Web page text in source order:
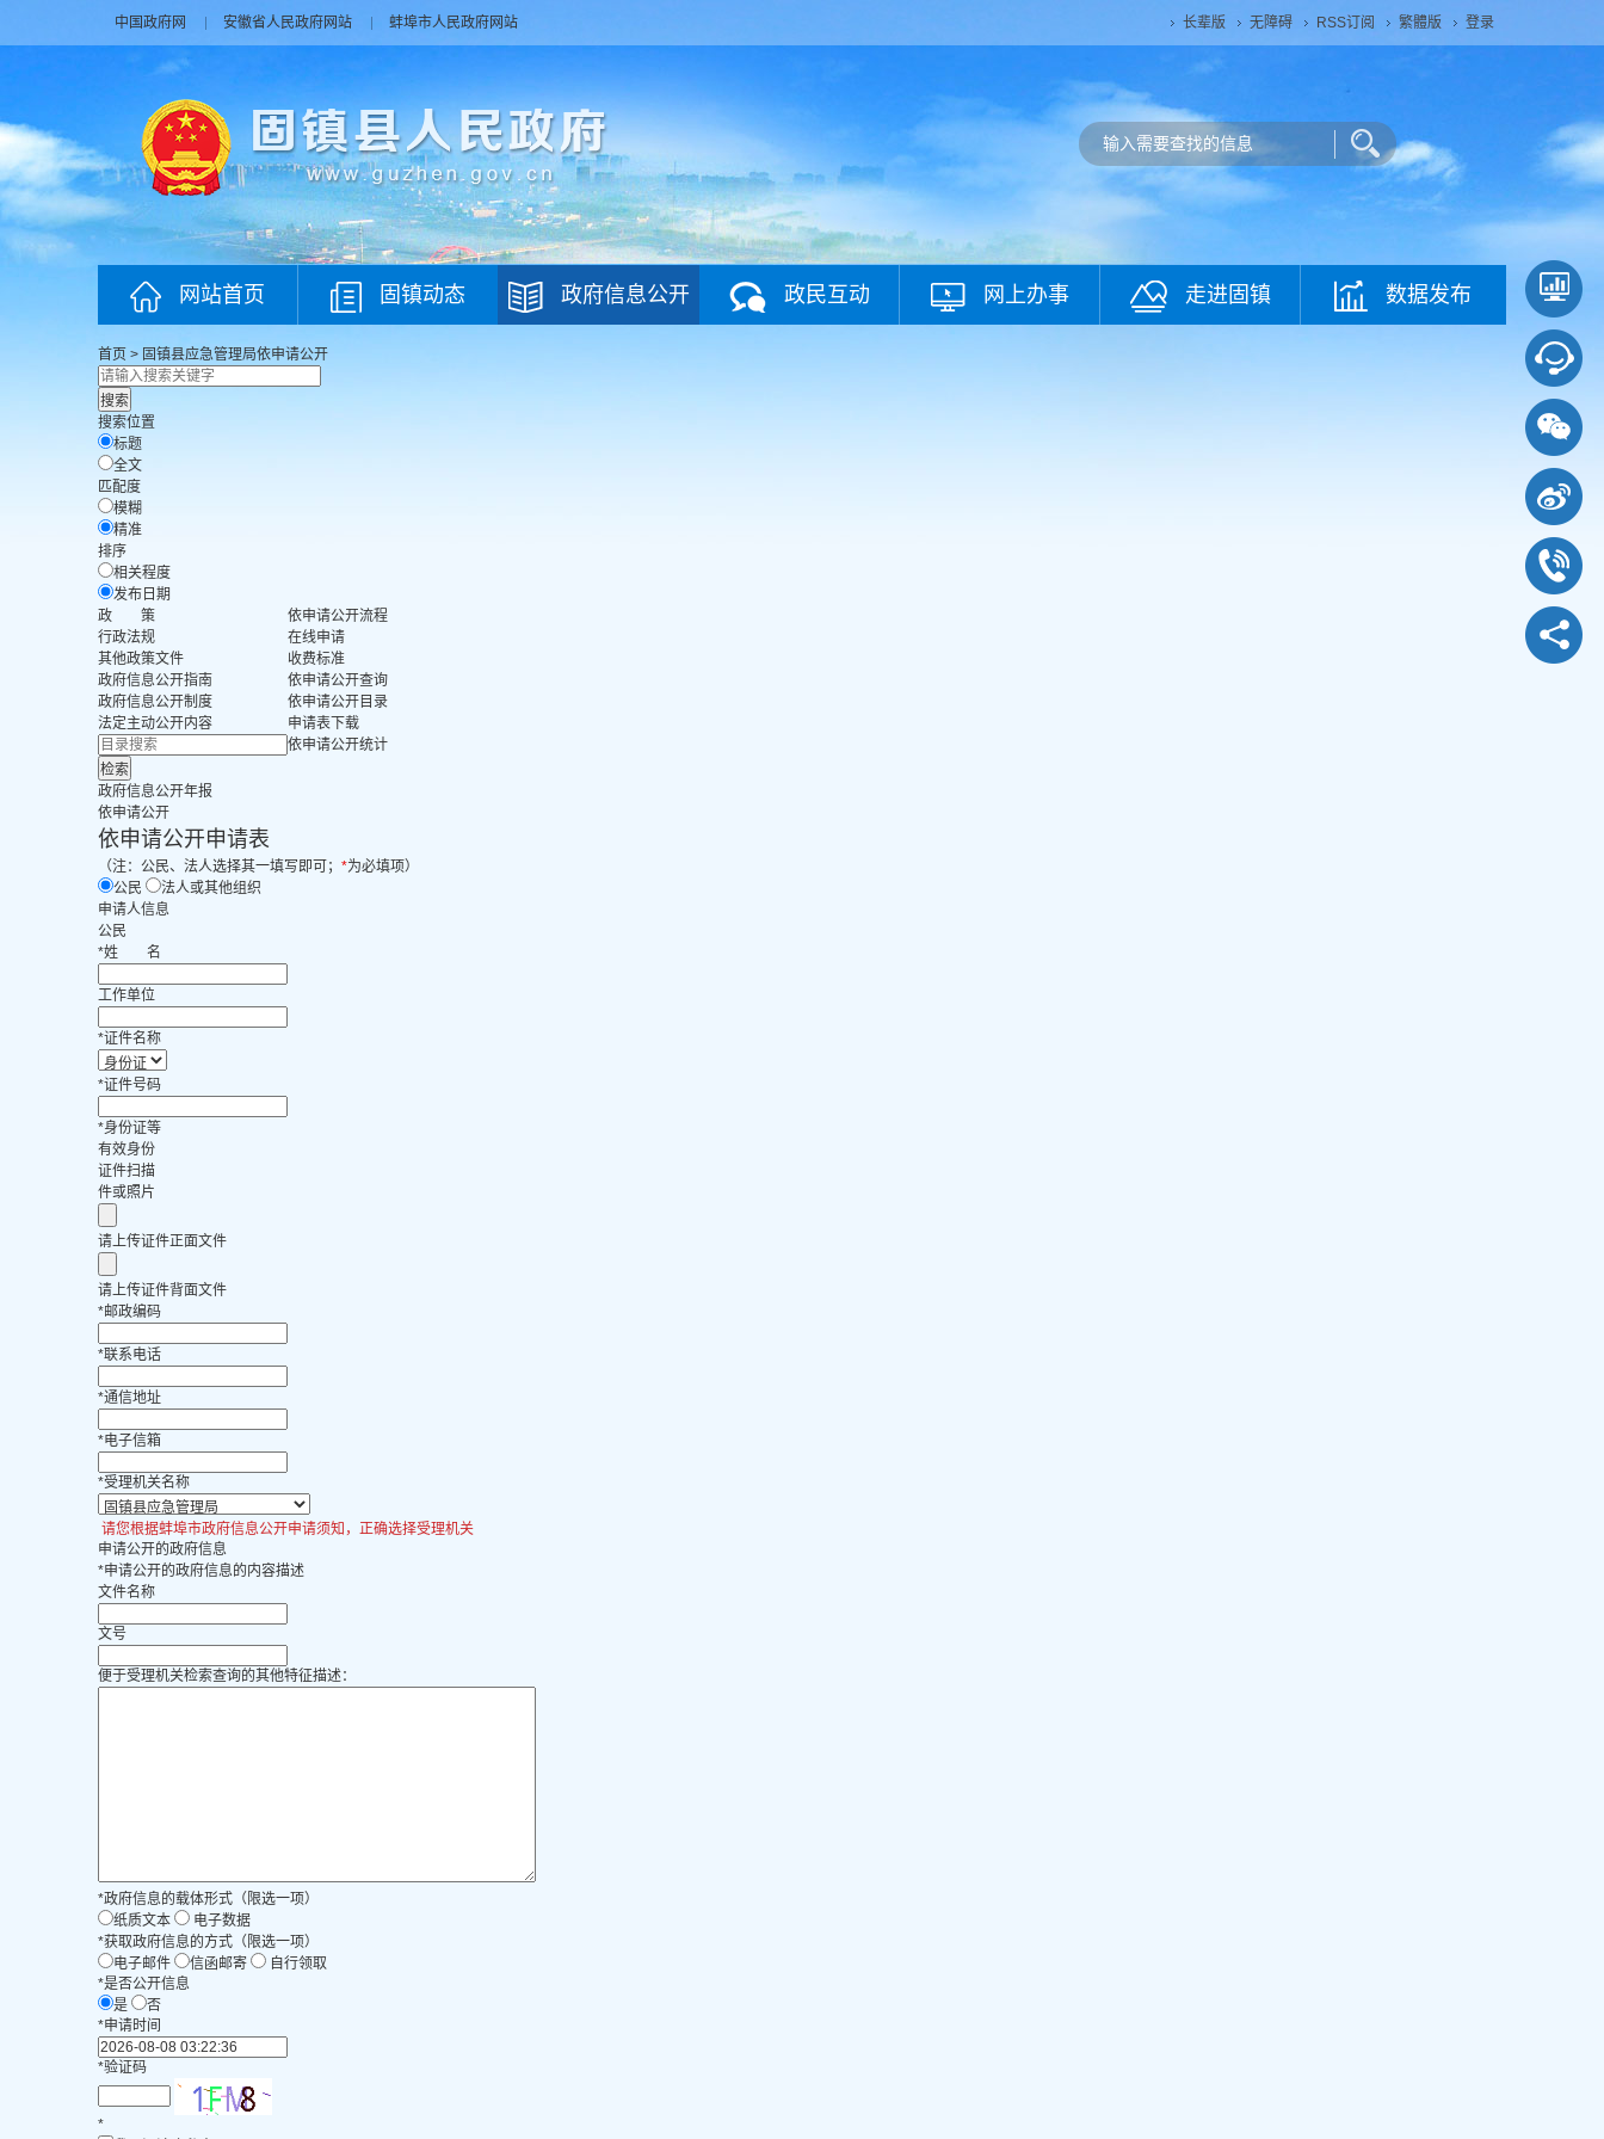
中国政府网 安徽省人民政府网站 蚌埠市人民政府网站 长辈版 无障碍 RSS订阅 繁體版 登录
网站首页 固镇动态 政府信息公开 政民互动 网上办事 走进固镇 数据发布
首页 > 固镇县应急管理局依申请公开
搜索位置
标题
全文
匹配度
模糊
精准
排序
相关程度
发布日期
政 策
行政法规
其他政策文件
政府信息公开指南
政府信息公开制度
法定主动公开内容
政府信息公开年报
依申请公开
依申请公开流程
在线申请
收费标准
依申请公开查询
依申请公开目录
申请表下载
依申请公开统计
依申请公开申请表
（注：公民、法人选择其一填写即可； *为必填项）
公民
法人或其他组织
申请人信息
公民
*姓 名
工作单位
*证件名称
*证件号码
*身份证等
有效身份
证件扫描
件或照片
请上传证件正面文件
请上传证件背面文件
*邮政编码
*联系电话
*通信地址
*电子信箱
*受理机关名称
请您根据蚌埠市政府信息公开申请须知，正确选择受理机关
申请公开的政府信息
*申请公开的政府信息的内容描述
文件名称
文号
便于受理机关检索查询的其他特征描述：
*政府信息的载体形式（限选一项）
纸质文本
电子数据
*获取政府信息的方式（限选一项）
电子邮件
信函邮寄
自行领取
*是否公开信息
是
否
*申请时间
*验证码
*